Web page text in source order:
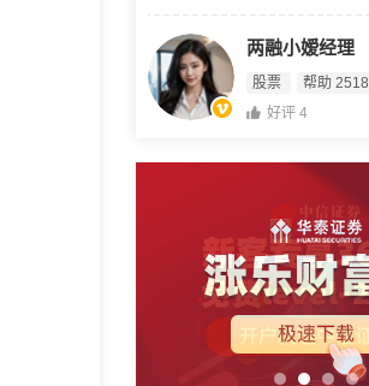
两融小嫒经理
股票 帮助 2518
好评 4